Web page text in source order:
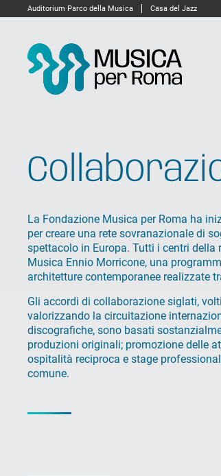
Auditorium Parco della Musica Casa del Jazz
La Fondazione Musica per Roma ha
per creare una rete sovranazionale di
spettacolo in Europa. Tutti i centri della
Musica Ennio Morricone, una
architetture contemporanee realizzate
Gli accordi di collaborazione siglati,
valorizzando la circuitazione
discografiche, sono basati
produzioni originali; promozione delle
ospitalità reciproca e stage
comune.